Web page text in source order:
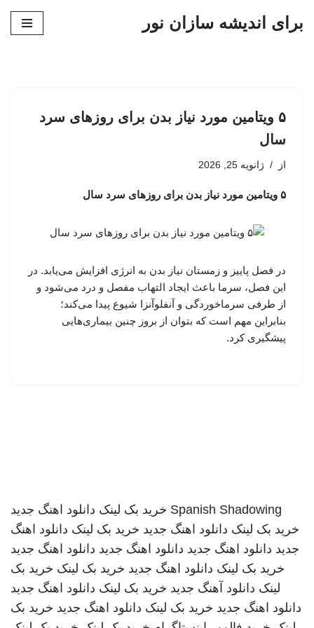
برای اندیشه سازان نور
۵ ویتامین مورد نیاز بدن برای روزهای سرد
سال
از ژانویه 25, 2026
۵ ویتامین مورد نیاز بدن برای روزهای سرد سال
در فصل پاییز و زمستان نیاز بدن به انرژی افزایش می‌یابد. در
این فصل، سرما باعث ایجاد التهاب مفصل و درد می‌شود و
از طرفی سرماخوردگی و آنفلوآنزا شیوع پیدا می‌کند؛
بنابراین مهم است که بتوان از بروز چنین بیماری‌هایی
پیشگیری کرد.
Spanish Shadowing خرید بک لینک دانلود اهنگ جدید
خرید بک لینک دانلود اهنگ جدید خرید بک لینک دانلود اهنگ
جدید دانلود اهنگ جدید دانلود اهنگ جدید دانلود اهنگ جدید
خرید بک لینک دانلود اهنگ جدید خرید بک لینک خرید بک
لینک دانلود آهنگ جدید خرید بک لینک دانلود اهنگ جدید
دانلود اهنگ جدید خرید بک لینک دانلود اهنگ جدید خرید بک